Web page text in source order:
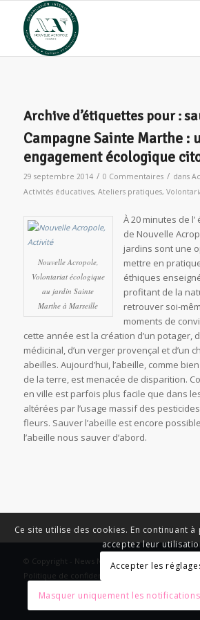
Archive d’étiquettes pour :
Campagne Sainte Marthe :
engagement écologique
29 septembre 2014 / 0 Commentaires / dans
Activités éducatives, Ateliers pratiques,
Nouvelle Acropole,
Volontariat écologique
au jardin Sainte
Marthe à Marseille
À 20 minutes de
de Nouvelle
jardins sont une
mettre en
éthiques
profitant de la
retrouver soi-
moments de
cette année est la création d’un potager,
médicinal, d’un verger provençal et d’un
abeilles. Aujourd’hui, l’abeille, comme
de la terre, est menacée de disparition.
en ville est parfois plus facile que dans
altérées par l’usage massif des
fleurs. Sauver l’abeille est encore
l’abeille nous sauver d’abord.
© Copyright - News Nouvelle Acropole - 2023 -
Politique de confidentialité
Ce site utilise des cookies. En continuant
acceptez leur
Accepter les
Masquer uniquement les notifications